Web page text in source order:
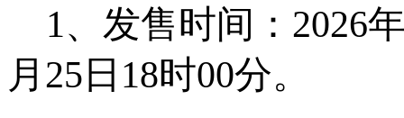
1、 发售时间： 2026
月 25 日 18时00分。